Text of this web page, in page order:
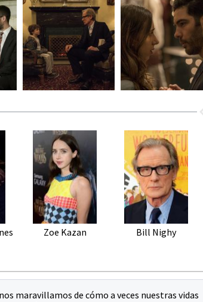
Zoe Kazan Bill Nighy
maravillamos de cómo a veces nuestras vidas